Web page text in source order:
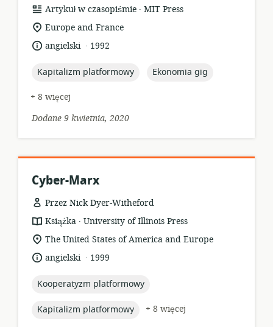
format
zasobów:
Artykuł w czasopiśmie .
wydawca:
MIT Press
istotna
lokalizacja:
Europe and France
język:angielski .
data1992
topic:
Kapitalizm platformowy topic:
Ekonomia gig
+ 8 więcej
Dodane 9 kwietnia, 2020
Cyber-Marx
Przez Nick Dyer-Witheford
format
zasobów:
Książka .
wydawca:
University of Illinois Press
istotna
lokalizacja:
The United States of America and Europe
język:angielski .
data1999
topic:
Kooperatyzm platformowy
topic:
Kapitalizm platformowy
+ 8 więcej